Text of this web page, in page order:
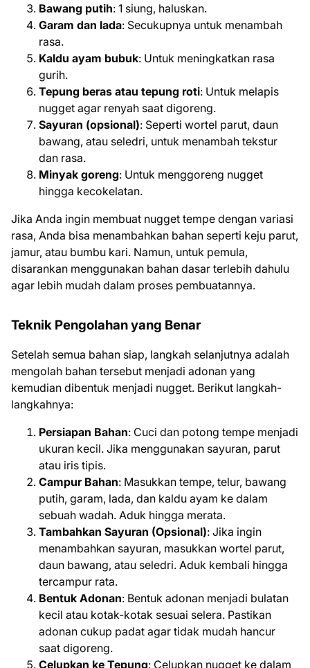
Bawang putih: 1 siung, haluskan.
Garam dan lada: Secukupnya untuk menambah
rasa.
Kaldu ayam bubuk: Untuk meningkatkan rasa
gurih.
Tepung beras atau tepung roti: Untuk melapis
nugget agar renyah saat digoreng.
Sayuran (opsional): Seperti wortel parut, daun
bawang, atau seledri, untuk menambah tekstur
dan rasa.
Minyak goreng: Untuk menggoreng nugget
hingga kecokelatan.
Jika Anda ingin membuat nugget tempe dengan variasi
rasa, Anda bisa menambahkan bahan seperti keju parut,
jamur, atau bumbu kari. Namun, untuk pemula,
disarankan menggunakan bahan dasar terlebih dahulu
agar lebih mudah dalam proses pembuatannya.
Teknik Pengolahan yang Benar
Setelah semua bahan siap, langkah selanjutnya adalah
mengolah bahan tersebut menjadi adonan yang
kemudian dibentuk menjadi nugget. Berikut langkah-
langkahnya:
Persiapan Bahan: Cuci dan potong tempe menjadi
ukuran kecil. Jika menggunakan sayuran, parut
atau iris tipis.
Campur Bahan: Masukkan tempe, telur, bawang
putih, garam, lada, dan kaldu ayam ke dalam
sebuah wadah. Aduk hingga merata.
Tambahkan Sayuran (Opsional): Jika ingin
menambahkan sayuran, masukkan wortel parut,
daun bawang, atau seledri. Aduk kembali hingga
tercampur rata.
Bentuk Adonan: Bentuk adonan menjadi bulatan
kecil atau kotak-kotak sesuai selera. Pastikan
adonan cukup padat agar tidak mudah hancur
saat digoreng.
Celupkan ke Tepung: Celupkan nugget ke dalam